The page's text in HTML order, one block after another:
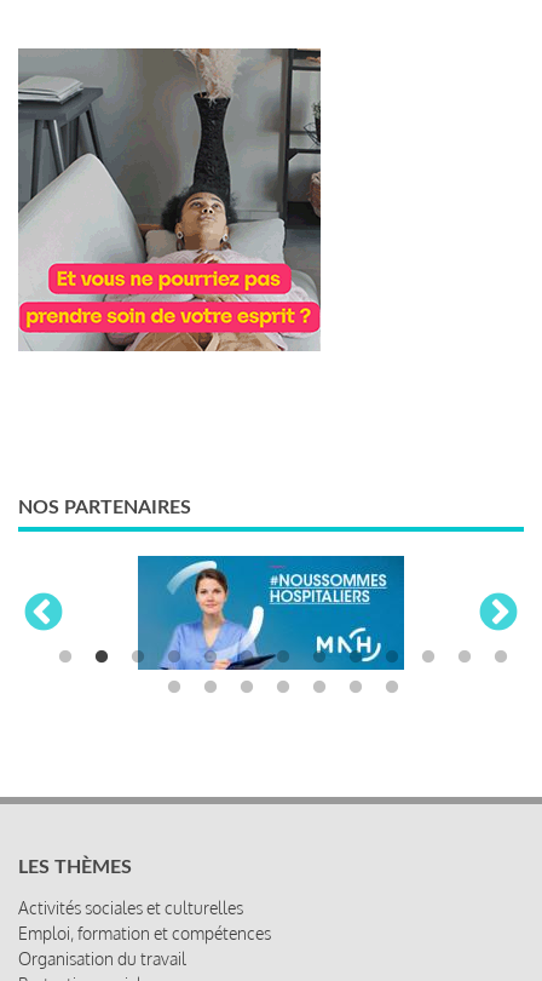
NOS PARTENAIRES
LES THÈMES
Activités sociales et culturelles
Emploi, formation et compétences
Organisation du travail